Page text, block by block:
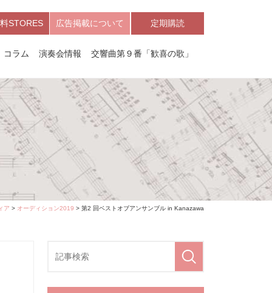
STORES 広告掲載について 定期購読
コラム 演奏会情報 交響曲第９番「歓喜の歌」
ア > オーディション2019 > 第2 回ベストオブアンサンブル in Kanazawa